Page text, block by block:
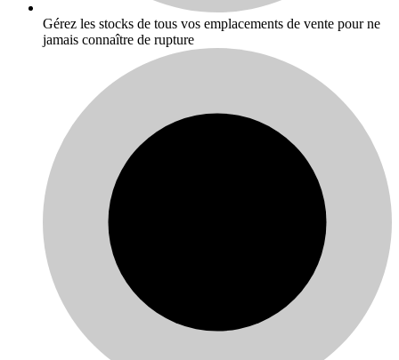
Gérez les stocks de tous vos emplacements de vente pour ne
jamais connaître de rupture